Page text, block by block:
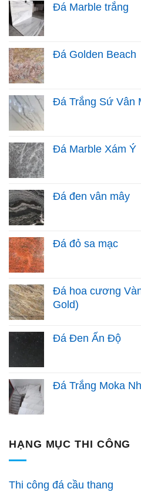
Đá Marble trắng
Đá Golden Beach
Đá Trắng Sứ Vân
Đá Marble Xám Ý
Đá đen vân mây
Đá đỏ sa mạc
Đá hoa cương
Gold)
Đá Đen Ấn Độ
Đá Trắng Moka
HẠNG MỤC THI CÔNG
Thi công đá cầu thang